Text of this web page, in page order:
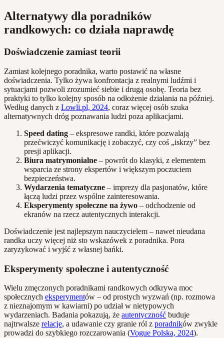
Alternatywy dla poradników
randkowych: co działa naprawdę
Doświadczenie zamiast teorii
Zamiast kolejnego poradnika, warto postawić na własne
doświadczenia. Tylko żywa konfrontacja z realnymi ludźmi i
sytuacjami pozwoli zrozumieć siebie i drugą osobę. Teoria bez
praktyki to tylko kolejny sposób na odłożenie działania na później.
Według danych z Lowli.pl, 2024, coraz więcej osób szuka
alternatywnych dróg poznawania ludzi poza aplikacjami.
Speed dating – ekspresowe randki, które pozwalają
przećwiczyć komunikację i zobaczyć, czy coś „iskrzy” bez
presji aplikacji.
Biura matrymonialne – powrót do klasyki, z elementem
wsparcia ze strony ekspertów i większym poczuciem
bezpieczeństwa.
Wydarzenia tematyczne – imprezy dla pasjonatów, które
łączą ludzi przez wspólne zainteresowania.
Eksperymenty społeczne na żywo – odchodzenie od
ekranów na rzecz autentycznych interakcji.
Doświadczenie jest najlepszym nauczycielem – nawet nieudana
randka uczy więcej niż sto wskazówek z poradnika. Pora
zaryzykować i wyjść z własnej bańki.
Eksperymenty społeczne i autentyczność
Wielu zmęczonych poradnikami randkowych odkrywa moc
społecznych eksperymentów – od prostych wyzwań (np. rozmowa
z nieznajomym w kawiarni) po udział w nietypowych
wydarzeniach. Badania pokazują, że autentyczność buduje
najtrwalsze relacje, a udawanie czy granie ról z poradników zwykle
prowadzi do szybkiego rozczarowania (Vogue Polska, 2024).